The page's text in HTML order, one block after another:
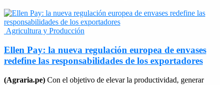
Agricultura y Producción
Ellen Pay: la nueva regulación europea de envases
redefine las responsabilidades de los exportadores
(Agraria.pe) Con el objetivo de elevar la productividad, generar